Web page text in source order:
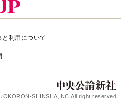
と利用について
SHINSHA,INC.All right reserved